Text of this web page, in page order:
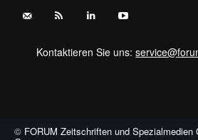
Kontaktieren Sie uns:
© FORUM Zeitschriften und Spezialmedien